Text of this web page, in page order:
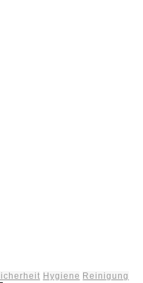
Hygiene Reinigung